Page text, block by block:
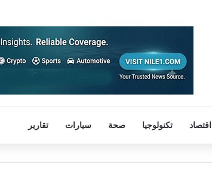
اقتصاد تكنولوجيا صحة سيارات تقارير